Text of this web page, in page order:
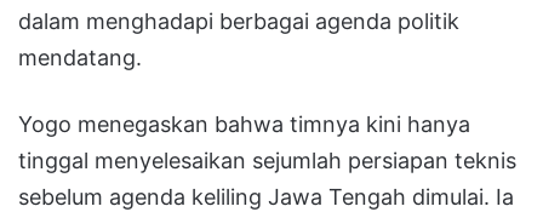
dalam menghadapi berbagai agenda politik
mendatang.
Yogo menegaskan bahwa timnya kini hanya
tinggal menyelesaikan sejumlah persiapan teknis
sebelum agenda keliling Jawa Tengah dimulai. Ia